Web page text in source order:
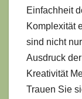
Einfachheit
Komplexität
sind nicht
Ausdruck
Kreativität
Trauen Sie